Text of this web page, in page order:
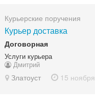
Курьерские поручения
Курьер доставка
Договорная
Услуги курьера
Дмитрий
Златоуст 15 ноября